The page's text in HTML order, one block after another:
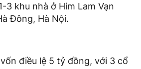
3 khu nhà ở Him Lam Vạn
Đông, Hà Nội.
điều lệ 5 tỷ đồng, với 3 cổ